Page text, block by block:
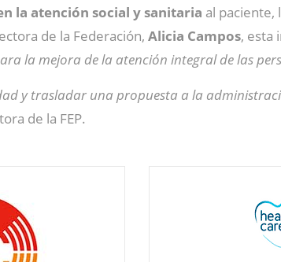
la atención social y sanitaria al paciente,
de la Federación, Alicia Campos, esta
la mejora de la atención integral de las
y trasladar una propuesta a la
de la FEP.